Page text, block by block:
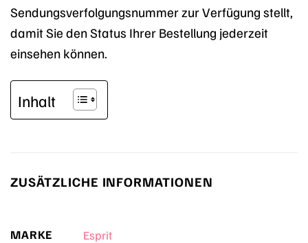
Sendungsverfolgungsnummer zur Verfügung stellt,
damit Sie den Status Ihrer Bestellung jederzeit
einsehen können.
Inhalt
ZUSÄTZLICHE INFORMATIONEN
MARKE Esprit